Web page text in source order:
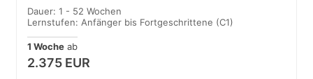
Dauer: 1 - 52 Wochen
Lernstufen: Anfänger bis Fortgeschrittene (C1)
1 Woche ab
2.375 EUR